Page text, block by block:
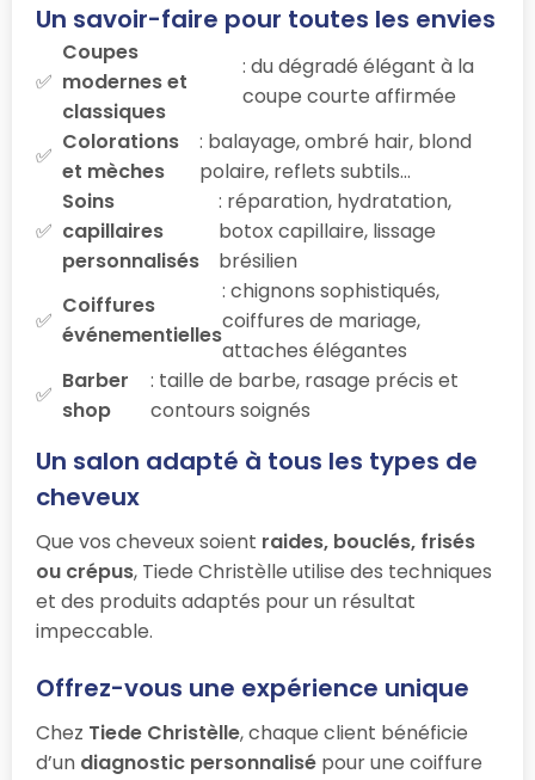
Un savoir-faire pour toutes les envies
Coupes
modernes et
classiques
: du dégradé élégant à la
coupe courte affirmée
Colorations
et mèches
: balayage, ombré hair, blond
polaire, reflets subtils…
Soins
capillaires
personnalisés
: réparation, hydratation,
botox capillaire, lissage
brésilien
Coiffures
événementielles
: chignons sophistiqués,
coiffures de mariage,
attaches élégantes
Barber
shop
: taille de barbe, rasage précis et
contours soignés
Un salon adapté à tous les types de
cheveux
Que vos cheveux soient raides, bouclés, frisés
ou crépus, Tiede Christèlle utilise des techniques
et des produits adaptés pour un résultat
impeccable.
Offrez-vous une expérience unique
Chez Tiede Christèlle, chaque client bénéficie
d’un diagnostic personnalisé pour une coiffure